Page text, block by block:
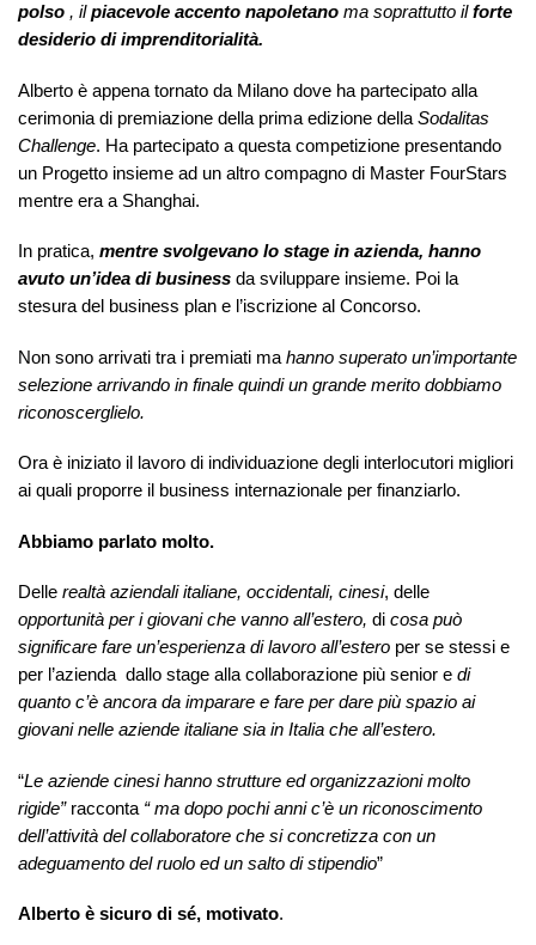
polso , ilpiacevole accento napoletano ma soprattutto ilforte
desiderio di imprenditorialità.
Alberto è appena tornato da Milano dove ha partecipato alla
cerimonia di premiazione della prima edizione della Sodalitas
Challenge. Ha partecipato a questa competizione presentando
un Progetto insieme ad un altro compagno di Master FourStars
mentre era a Shanghai.
In pratica, mentre svolgevano lo stage in azienda, hanno
avuto un’idea di business da sviluppare insieme. Poi la
stesura del business plan e l’iscrizione al Concorso.
Non sono arrivati tra i premiati ma hanno superato un’importante
selezione arrivando in finale quindi un grande merito dobbiamo
riconoscerglielo.
Ora è iniziato il lavoro di individuazione degli interlocutori migliori
ai quali proporre il business internazionale per finanziarlo.
Abbiamo parlato molto.
Delle realtà aziendali italiane, occidentali, cinesi, delle
opportunità per i giovani che vanno all’estero, di cosa può
significare fare un’esperienza di lavoro all’estero per se stessi e
per l’azienda dallo stage alla collaborazione più senior e di
quanto c’è ancora da imparare e fare per dare più spazio ai
giovani nelle aziende italiane sia in Italia che all’estero.
“Le aziende cinesi hanno strutture ed organizzazioni molto
rigide” racconta “ ma dopo pochi anni c’è un riconoscimento
dell’attività del collaboratore che si concretizza con un
adeguamento del ruolo ed un salto di stipendio”
Alberto è sicuro di sé, motivato.